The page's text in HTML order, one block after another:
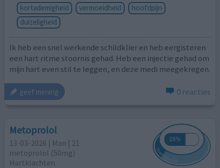
kortademigheid
vermoeidheid
hoofdpijn
duizeligheid
Ik heb een snel werkende schildklier en heb eergisteren
een hart ritme stoornis gehad. Heb een injectie gehad om
mijn hart even stil te leggen, en deze medi meegekregen.
geef mening 0 reacties
Metoprolol
13-03-2026 | Man | 21
metoprolol (50mg)
Hartklachten